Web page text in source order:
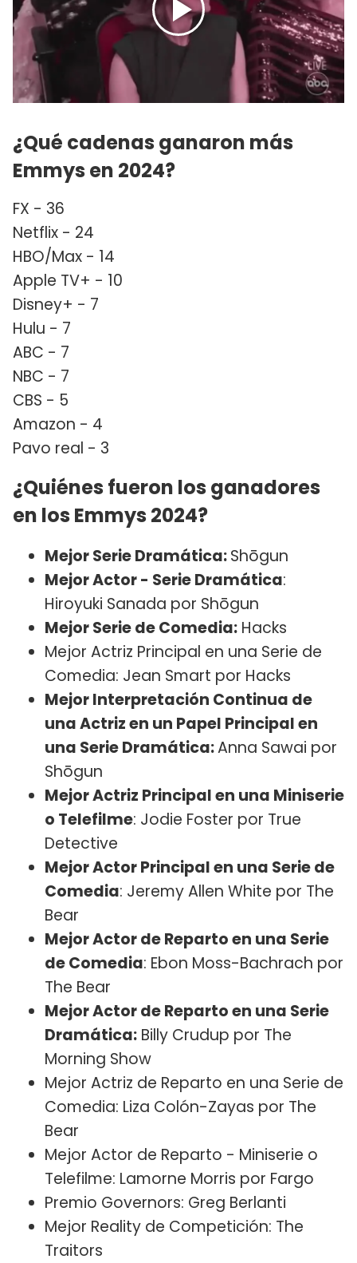
¿Qué cadenas ganaron más
Emmys en 2024?
FX - 36
Netflix - 24
HBO/Max - 14
Apple TV+ - 10
Disney+ - 7
Hulu - 7
ABC - 7
NBC - 7
CBS - 5
Amazon - 4
Pavo real - 3
¿Quiénes fueron los ganadores
en los Emmys 2024?
Mejor Serie Dramática:Shōgun
Mejor Actor - Serie Dramática:
Hiroyuki Sanada por Shōgun
Mejor Serie de Comedia: Hacks
Mejor Actriz Principal en una Serie de
Comedia: Jean Smart por Hacks
Mejor Interpretación Continua de
una Actriz en un Papel Principal en
una Serie Dramática:Anna Sawai por
Shōgun
Mejor Actriz Principal en una Miniserie
o Telefilme: Jodie Foster por True
Detective
Mejor Actor Principal en una Serie de
Comedia: Jeremy Allen White por The
Bear
Mejor Actor de Reparto en una Serie
de Comedia: Ebon Moss-Bachrach por
The Bear
Mejor Actor de Reparto en una Serie
Dramática: Billy Crudup por The
Morning Show
Mejor Actriz de Reparto en una Serie de
Comedia: Liza Colón-Zayas por The
Bear
Mejor Actor de Reparto - Miniserie o
Telefilme: Lamorne Morris por Fargo
Premio Governors: Greg Berlanti
Mejor Reality de Competición: The
Traitors